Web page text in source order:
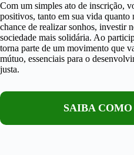
Com um simples ato de inscrição,
positivos, tanto em sua vida quanto
chance de realizar sonhos, investir
sociedade mais solidária. Ao
torna parte de um movimento que
mútuo, essenciais para o
justa.
SAIBA